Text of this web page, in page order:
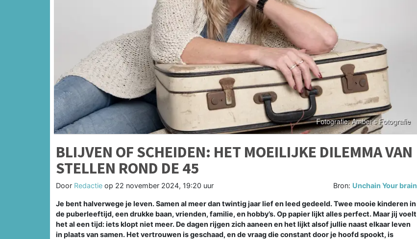
BLIJVEN OF SCHEIDEN: HET MOEILIJKE DILEMMA VAN
STELLEN ROND DE 45
Door Redactie op 22 november 2024, 19:20 uur Bron: Unchain Your brain
Je bent halverwege je leven. Samen al meer dan twintig jaar lief en leed gedeeld. Twee mooie kinderen in
de puberleeftijd, een drukke baan, vrienden, familie, en hobby’s. Op papier lijkt alles perfect. Maar jij voelt
het al een tijd: iets klopt niet meer. De dagen rijgen zich aaneen en het lijkt alsof jullie naast elkaar leven
in plaats van samen. Het vertrouwen is geschaad, en de vraag die constant door je hoofd spookt, is